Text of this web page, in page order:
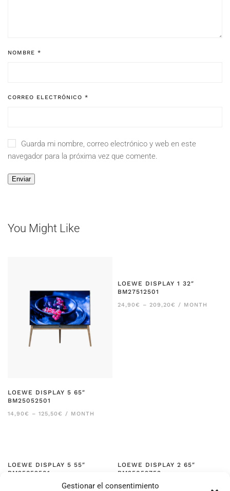
Gestionar el consentimiento
NOMBRE *
CORREO ELECTRÓNICO *
Guarda mi nombre, correo electrónico y web en este
navegador para la próxima vez que comente.
You Might Like
LOEWE DISPLAY 5 65″
BM25052501
14,90€ – 125,50€ RANGO
/ MONTH
LOEWE DISPLAY 1 32″
BM27512501
24,90€ – 209,20€ RANGO
/ MONTH
LOEWE DISPLAY 5 55″
BM25852501
€RANGO
/ MONTH
LOEWE DISPLAY 2 65″
BM25052753
24,90€ – 209,20